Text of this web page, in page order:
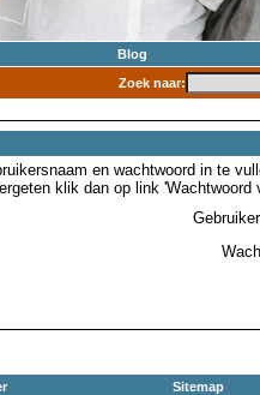
Blog
Zoek naar:
en wachtwoord in te
klik dan op link 'Wachtwoord
Sitemap